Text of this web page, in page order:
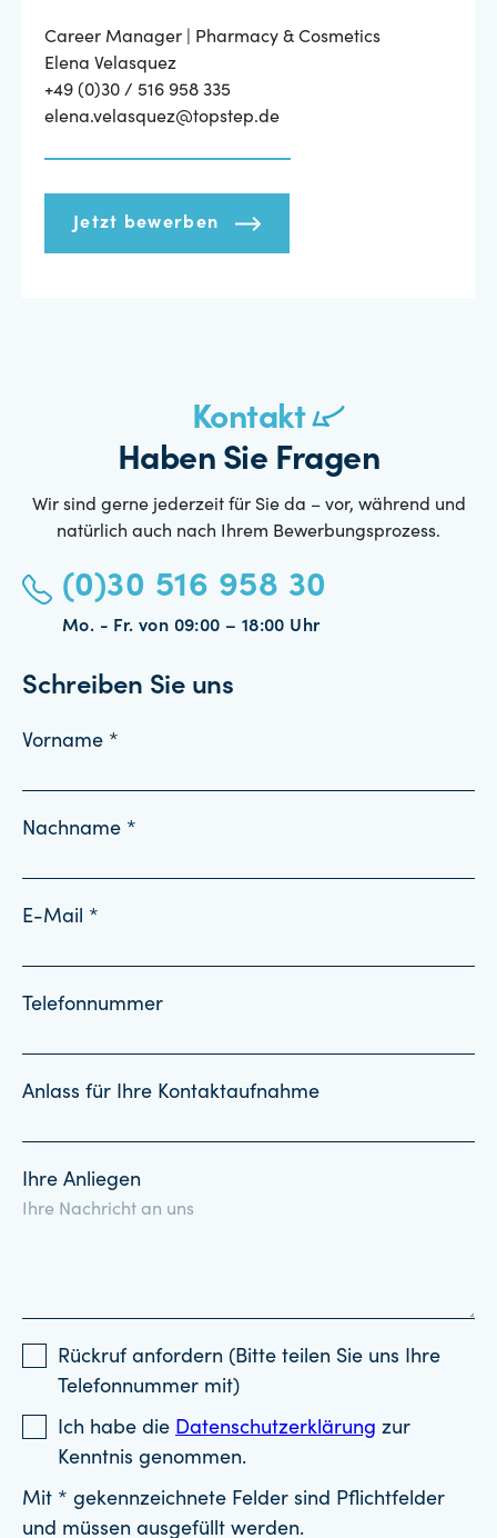
Career Manager | Pharmacy & Cosmetics
Elena Velasquez
+49 (0)30 / 516 958 335
elena.velasquez@topstep.de
Jetzt bewerben
Kontakt
Haben Sie Fragen
Wir sind gerne jederzeit für Sie da – vor, während und
natürlich auch nach Ihrem Bewerbungsprozess.
(0)30 516 958 30
Mo. - Fr. von 09:00 – 18:00 Uhr
Schreiben Sie uns
Vorname *
Nachname *
E-Mail *
Telefonnummer
Anlass für Ihre Kontaktaufnahme
Ihre Anliegen
Rückruf anfordern (Bitte teilen Sie uns Ihre
Telefonnummer mit)
Ich habe die Datenschutzerklärung zur
Kenntnis genommen.
Mit * gekennzeichnete Felder sind Pflichtfelder
und müssen ausgefüllt werden.